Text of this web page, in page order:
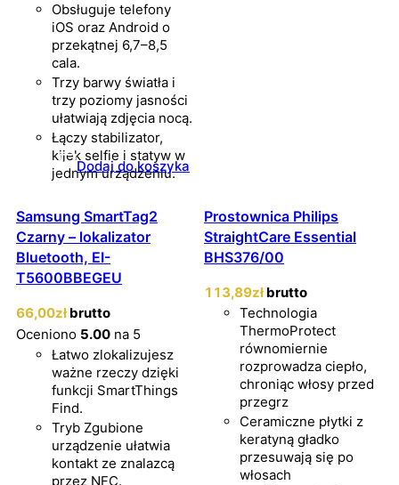
Obsługuje telefony
iOS oraz Android o
przekątnej 6,7–8,5
cala.
Trzy barwy światła i
trzy poziomy jasności
ułatwiają zdjęcia nocą.
Łączy stabilizator,
kijek selfie i statyw w
jednym urządzeniu.
Dodaj do koszyka
Samsung SmartTag2
Czarny – lokalizator
Bluetooth, EI-
T5600BBEGEU
66,00zł brutto
Oceniono 5.00 na 5
Łatwo zlokalizujesz
ważne rzeczy dzięki
funkcji SmartThings
Find.
Tryb Zgubione
urządzenie ułatwia
kontakt ze znalazcą
przez NFC.
Prostownica Philips
StraightCare Essential
BHS376/00
113,89zł brutto
Technologia
ThermoProtect
równomiernie
rozprowadza ciepło,
chroniąc włosy przed
przegrz
Ceramiczne płytki z
keratyną gładko
przesuwają się po
włosach